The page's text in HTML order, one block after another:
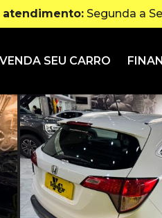
atendimento: Segunda a
VENDA SEU CARRO